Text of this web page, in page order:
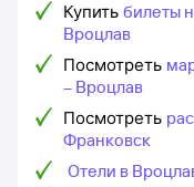
Купить билеты
Вроцлав
Посмотреть
– Вроцлав
Посмотреть
Франковск
Отели в